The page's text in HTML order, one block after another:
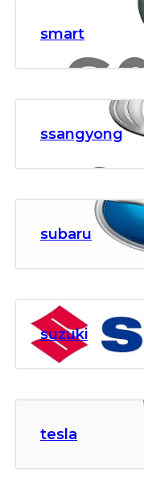
smart
ssangyong
subaru
suzuki
tesla